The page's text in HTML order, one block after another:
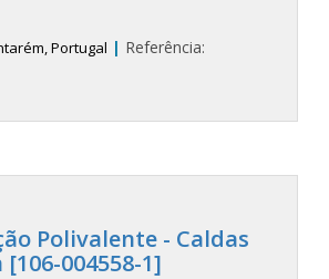
Portugal | Referência:
Polivalente - Caldas
004558-1]